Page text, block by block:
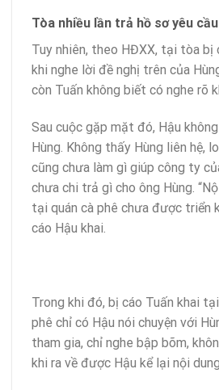
Tòa nhiều lần trả hồ sơ yêu
Tuy nhiên, theo HĐXX, tại tòa bị
khi nghe lời đề nghị trên của
còn Tuấn không biết có nghe rõ
Sau cuộc gặp mặt đó, Hậu
Hùng. Không thấy Hùng liên hệ,
cũng chưa làm gì giúp công ty
chưa chi trả gì cho ông Hùng.
tại quán cà phê chưa được triển
cáo Hậu khai.
Trong khi đó, bị cáo Tuấn khai
phê chỉ có Hậu nói chuyện với
tham gia, chỉ nghe bập bõm,
khi ra về được Hậu kể lại nội